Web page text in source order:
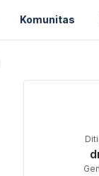
Komunitas